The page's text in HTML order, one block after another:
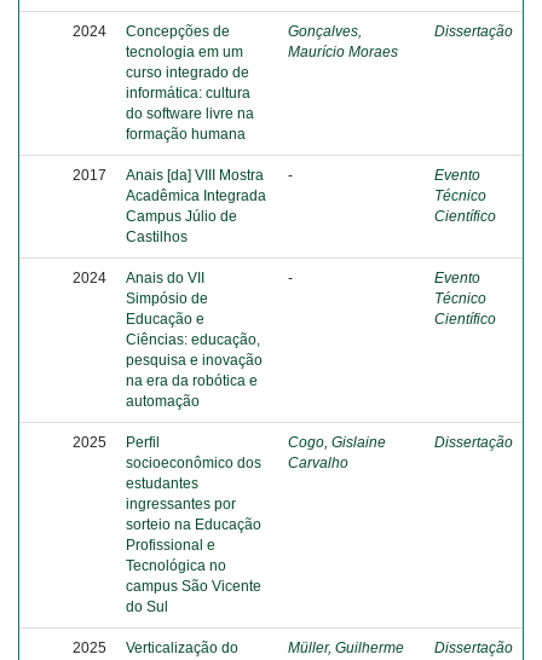
2024
Concepções de
tecnologia em um
curso integrado de
informática: cultura
do software livre na
formação humana
Gonçalves,
Maurício Moraes
Dissertação
2017
Anais [da] VIII Mostra
Acadêmica Integrada
Campus Júlio de
Castilhos
-
Evento
Técnico
Científico
2024
Anais do VII
Simpósio de
Educação e
Ciências: educação,
pesquisa e inovação
na era da robótica e
automação
-
Evento
Técnico
Científico
2025
Perfil
socioeconômico dos
estudantes
ingressantes por
sorteio na Educação
Profissional e
Tecnológica no
campus São Vicente
do Sul
Cogo, Gislaine
Carvalho
Dissertação
2025
Verticalização do
Müller, Guilherme
Dissertação